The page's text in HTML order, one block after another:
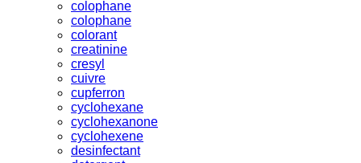
colophane
colophane
colorant
creatinine
cresyl
cuivre
cupferron
cyclohexane
cyclohexanone
cyclohexene
desinfectant